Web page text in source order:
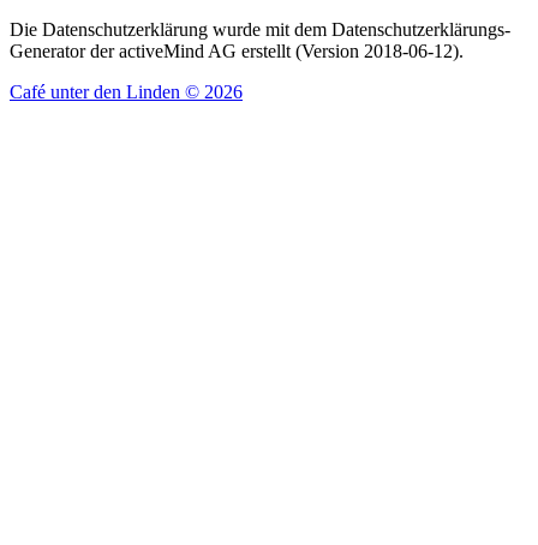
Die Datenschutzerklärung wurde mit dem Datenschutzerklärungs-
Generator der activeMind AG erstellt (Version 2018-06-12).
Café unter den Linden © 2026